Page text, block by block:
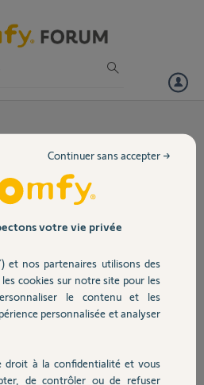
de passe
à mon problème ci-
réinitialisation...
on ne peut plus se connecter sur
toujours erreur 500. Comment faire
mes volets à distance ou même
fil de discussion
votre vie privée
et nos partenaires utilisons des
cookies sur notre site pour les
le contenu et les
personnalisée et analyser
droit à la confidentialité et vous
de contrôler ou de refuser
Continuer sans accepter →